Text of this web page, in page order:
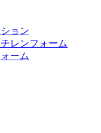
ョン
レンフォーム
ーム